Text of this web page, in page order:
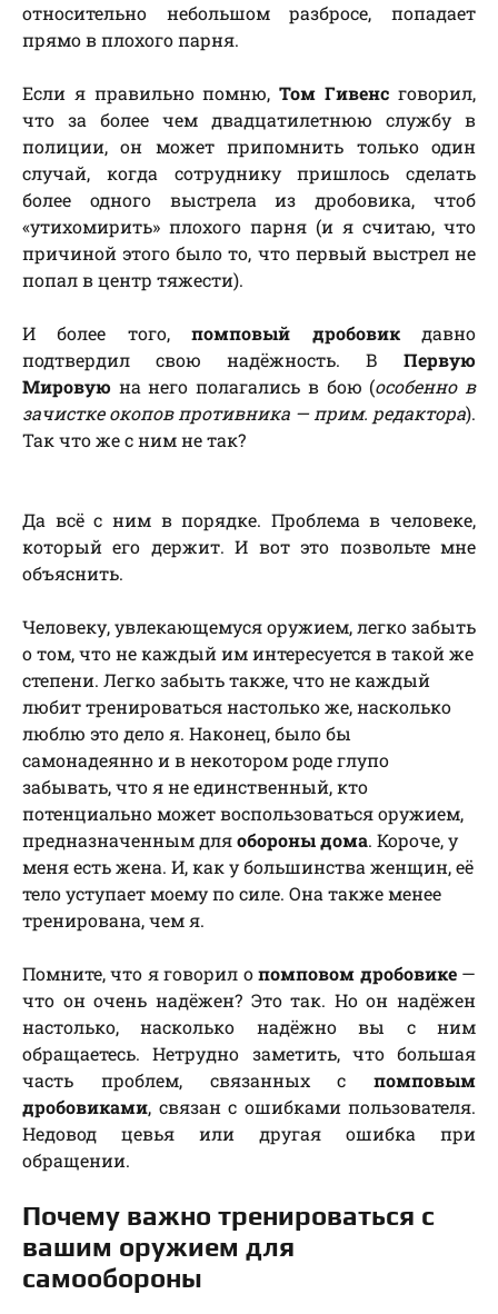
относительно небольшом разбросе, попадает
прямо в плохого парня.
Если я правильно помню,Том Гивенс говорил,
что за более чем двадцатилетнюю службу в
полиции, он может припомнить только один
случай, когда сотруднику пришлось сделать
более одного выстрела из дробовика, чтоб
«утихомирить» плохого парня (и я считаю, что
причиной этого было то, что первый выстрел не
попал в центр тяжести).
И более того,помповый дробовик давно
подтвердил свою надёжность. В Первую
Мировую на него полагались в бою (особенно в
зачистке окопов противника — прим. редактора).
Так что же с ним не так?
Да всё с ним в порядке. Проблема в человеке,
который его держит. И вот это позвольте мне
объяснить.
Человеку, увлекающемуся оружием, легко забыть
о том, что не каждый им интересуется в такой же
степени. Легко забыть также, что не каждый
любит тренироваться настолько же, насколько
люблю это дело я. Наконец, было бы
самонадеянно и в некотором роде глупо
забывать, что я не единственный, кто
потенциально может воспользоваться оружием,
предназначенным дляобороны дома. Короче, у
меня есть жена. И, как у большинства женщин, её
тело уступает моему по силе. Она также менее
тренирована, чем я.
Помните, что я говорил опомповом дробовике—
что он очень надёжен? Это так. Но он надёжен
настолько, насколько надёжно вы с ним
обращаетесь. Нетрудно заметить, что большая
часть проблем, связанных с помповым
дробовиками, связан с ошибками пользователя.
Недовод цевья или другая ошибка при
обращении.
Почему важно тренироваться с
вашим оружием для
самообороны